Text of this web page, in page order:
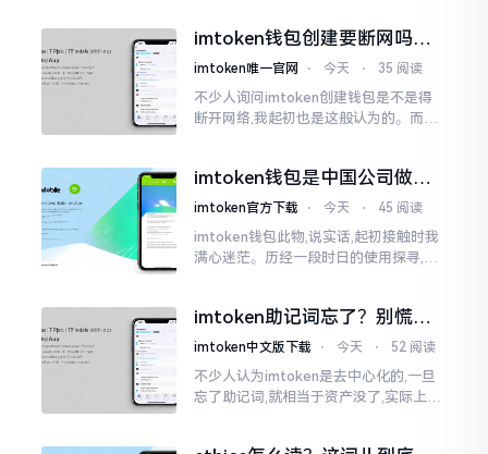
imtoken钱包创建要断网吗？
老玩家说说真实情况
imtoken唯一官网 ⋅ 今天 ⋅ 35 阅读
不少人询问imtoken创建钱包是不是得
断开网络,我起初也是这般认为的。而后
人攻击
imtoken钱包是中国公司做的
吗？一文说清楚
imtoken官方下载 ⋅ 今天 ⋅ 45 阅读
imtoken钱包此物,说实话,起初接触时我
满心迷茫。历经一段时日的使用探寻,我
李鹏
imtoken助记词忘了？别慌，
这招能救你
imtoken中文版下载 ⋅ 今天 ⋅ 52 阅读
不少人认为imtoken是去中心化的,一旦
忘了助记词,就相当于资产没了,实际上这